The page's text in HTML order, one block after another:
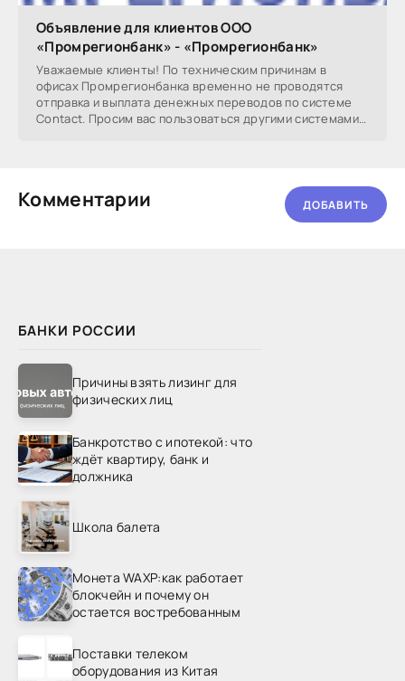
БАНКИ РОССИИ
Причины взять лизинг для
физических лиц
Банкротство с ипотекой: что
ждёт квартиру, банк и
должника
Школа балета
Монета WAXP:как работает
блокчейн и почему он
остается востребованным
Поставки телеком
оборудования из Китая
Объявление для клиентов ООО
«Промрегионбанк» - «Промрегионбанк»
Уважаемые клиенты! По техническим причинам в
офисах Промрегионбанка временно не проводятся
отправка и выплата денежных переводов по системе
Contact. Просим вас пользоваться другими системами
Комментарии ДОБАВИТЬ